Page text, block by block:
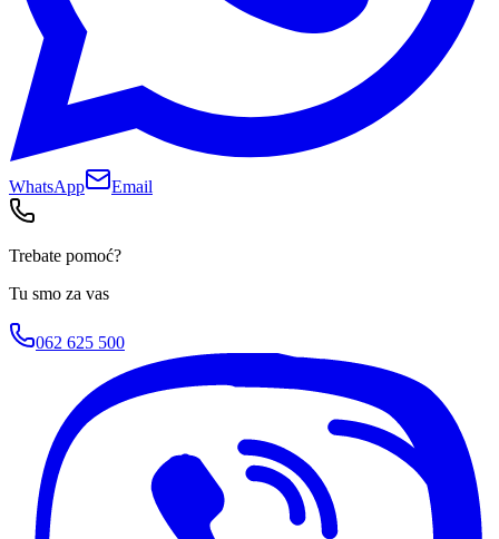
WhatsApp Email
Trebate pomoć?
Tu smo za vas
062 625 500